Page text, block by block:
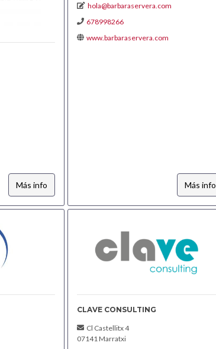
Más info
hola@barbaraservera.com
678998266
www.barbaraservera.com
Más info
CLAVE CONSULTING
Cl Castellitx 4
07141 Marratxi